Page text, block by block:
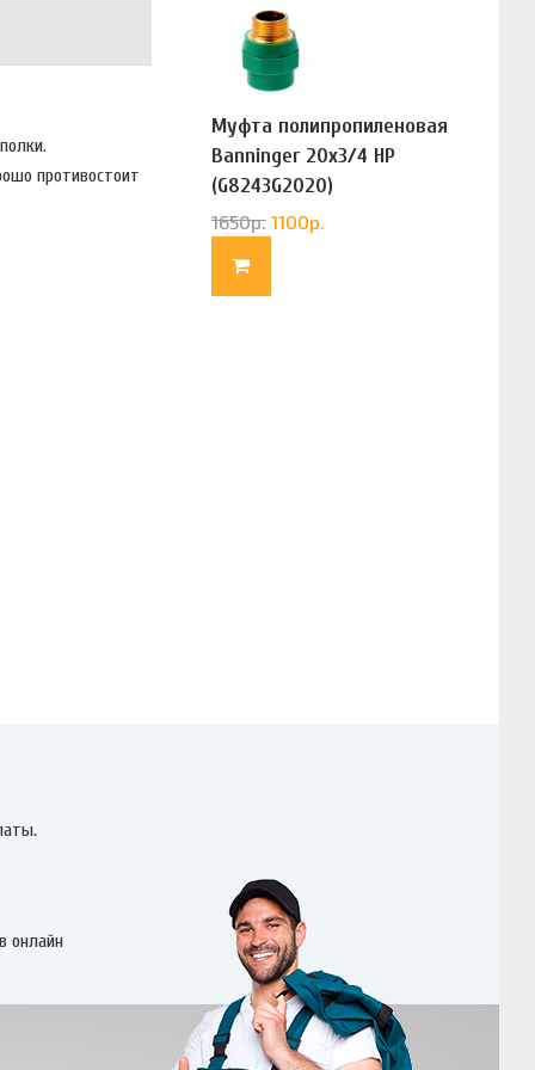
противостоит
Муфта полипропиленовая
Banninger 20х3/4 НР
(G8243G2020)
1650р. 1100р.
онлайн